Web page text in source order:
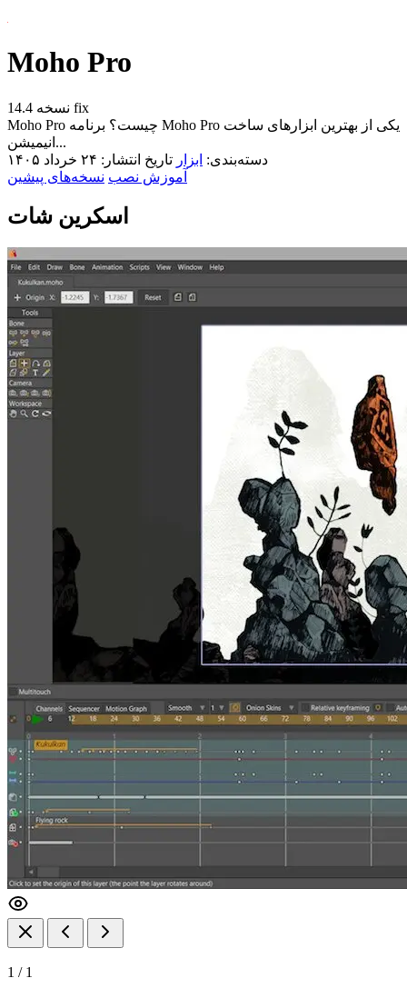
Moho Pro
نسخه 14.4 fix
Moho Pro چیست؟ برنامه Moho Pro یکی از بهترین ابزارهای ساخت
انیمیشن...
دسته‌بندی: ابزار تاریخ انتشار: ۲۴ خرداد ۱۴۰۵
آموزش نصب نسخه‌های پیشین
اسکرین شات
1 / 1